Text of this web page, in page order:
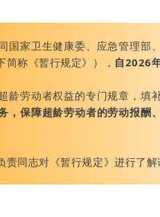
国家卫生健康委、应急管理部
简称《暂行规定》）， 自2026
龄劳动者权益的专门规章，填
，保障超龄劳动者的劳动报酬
同志对《暂行规定》进行了解